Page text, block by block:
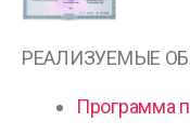
РЕАЛИЗУЕМЫЕ
Программа